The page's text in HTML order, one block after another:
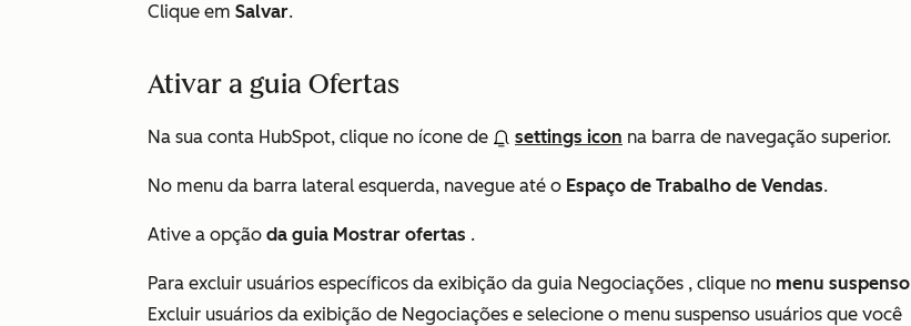
Clique em Salvar.
Ativar a guia Ofertas
Na sua conta HubSpot, clique no ícone de settings icon na barra de navegação superior.
No menu da barra lateral esquerda, navegue até o Espaço de Trabalho de Vendas.
Ative a opção da guia Mostrar ofertas .
Para excluir usuários específicos da exibição da guia Negociações , clique no menu suspenso
Excluir usuários da exibição de Negociações e selecione o menu suspenso usuários que você